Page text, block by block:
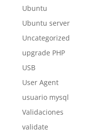
Ubuntu
Ubuntu server
Uncategorized
upgrade PHP
USB
User Agent
usuario mysql
Validaciones
validate